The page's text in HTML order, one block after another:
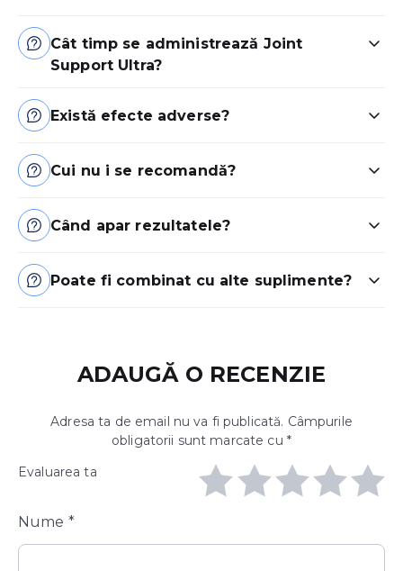
Cât timp se administrează Joint
Support Ultra?
Există efecte adverse?
Cui nu i se recomandă?
Când apar rezultatele?
Poate fi combinat cu alte suplimente?
ADAUGĂ O RECENZIE
Adresa ta de email nu va fi publicată. Câmpurile
obligatorii sunt marcate cu *
Evaluarea ta
Nume *